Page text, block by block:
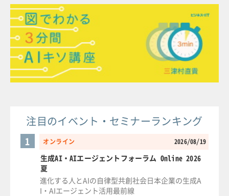
注目のイベント・セミナーランキング
オンライン 2026/08/19
1
生成AI・AIエージェントフォーラム Online 2026
夏
進化する人とAIの自律型共創社会日本企業の生成A
I・AIエージェント活用最前線